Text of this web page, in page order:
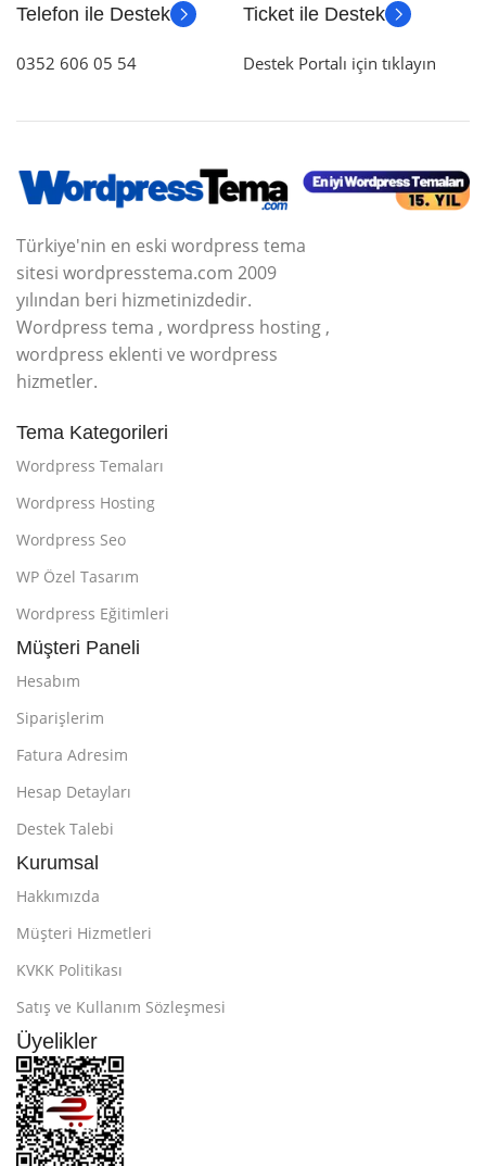
Telefon ile Destek
0352 606 05 54
Ticket ile Destek
Destek Portalı için tıklayın
Türkiye'nin en eski wordpress tema
sitesi wordpresstema.com 2009
yılından beri hizmetinizdedir.
Wordpress tema , wordpress hosting ,
wordpress eklenti ve wordpress
hizmetler.
Tema Kategorileri
Wordpress Temaları
Wordpress Hosting
Wordpress Seo
WP Özel Tasarım
Wordpress Eğitimleri
Müşteri Paneli
Hesabım
Siparişlerim
Fatura Adresim
Hesap Detayları
Destek Talebi
Kurumsal
Hakkımızda
Müşteri Hizmetleri
KVKK Politikası
Satış ve Kullanım Sözleşmesi
Üyelikler